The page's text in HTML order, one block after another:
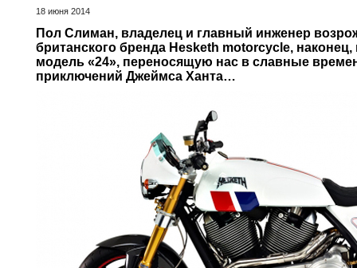
18 июня 2014
Пол Слиман, владелец и главный инженер
британского бренда Hesketh motorcycle,
модель «24», переносящую нас в славные
приключений Джеймса Ханта…